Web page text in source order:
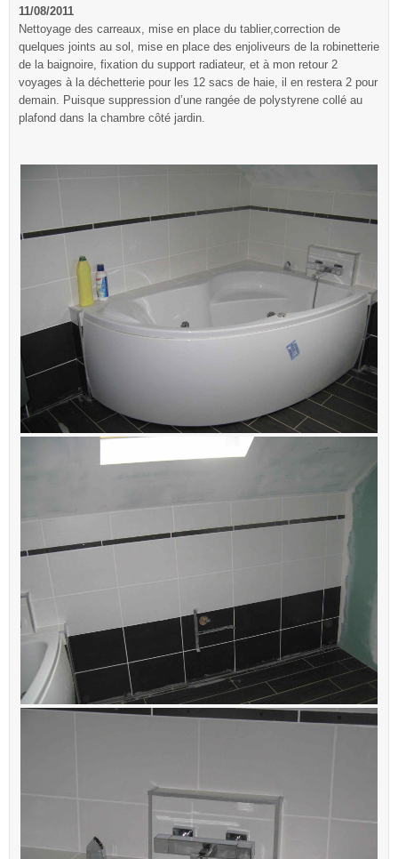
11/08/2011
Nettoyage des carreaux, mise en place du tablier,correction de
quelques joints au sol, mise en place des enjoliveurs de la robinetterie
de la baignoire, fixation du support radiateur, et à mon retour 2
voyages à la déchetterie pour les 12 sacs de haie, il en restera 2 pour
demain. Puisque suppression d’une rangée de polystyrene collé au
plafond dans la chambre côté jardin.